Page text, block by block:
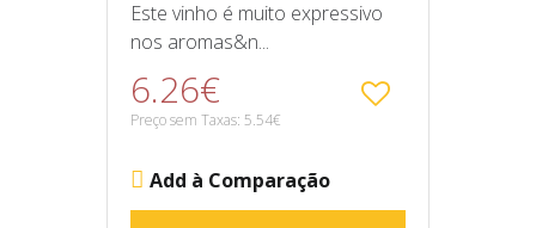
Este vinho é muito expressivo
nos aromas&n...
6.26€
Preço sem Taxas: 5.54€
Add à Comparação